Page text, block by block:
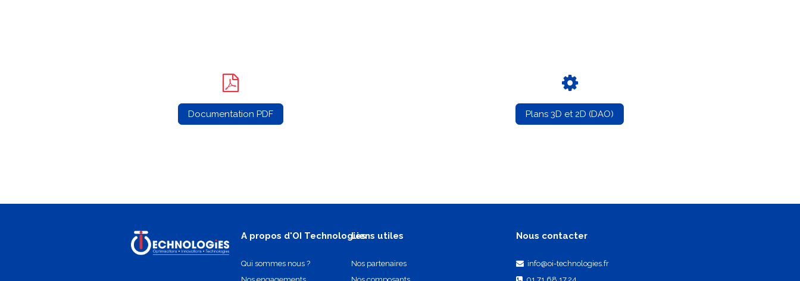
Documentation PDF Plans 3D et 2D (DAO)
A propos d'OI Technologies
Qui sommes nous ?
Liens utiles
Nos partenaires
Nous contacter
info@oi-technologies.fr